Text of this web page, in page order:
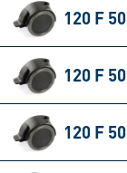
120 F
120 F
120 F